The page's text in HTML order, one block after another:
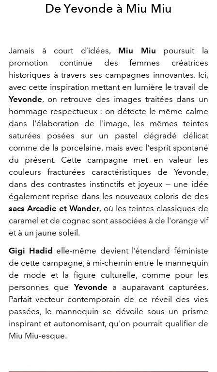
De Yevonde à Miu Miu
Jamais à court d’idées, Miu Miu poursuit la
promotion continue des femmes créatrices
historiques à travers ses campagnes innovantes. Ici,
avec cette inspiration mettant en lumière le travail de
Yevonde, on retrouve des images traitées dans un
hommage respectueux : on détecte le même calme
dans l'élaboration de l'image, les mêmes teintes
saturées posées sur un pastel dégradé délicat
comme de la porcelaine, mais avec l'esprit spontané
du présent. Cette campagne met en valeur les
couleurs fracturées caractéristiques de Yevonde,
dans des contrastes instinctifs et joyeux — une idée
également reprise dans les nouveaux coloris de des
sacs Arcadie et Wander, où les teintes classiques de
caramel et de cognac sont associées à de l'orange vif
et à un jaune soleil.
Gigi Hadid elle-même devient l’étendard féministe
de cette campagne, à mi-chemin entre le mannequin
de mode et la figure culturelle, comme pour les
personnes que Yevonde a auparavant capturées.
Parfait vecteur contemporain de ce réveil des vies
passées, le mannequin se dévoile sous un prisme
inspirant et autonomisant, qu'on pourrait qualifier de
Miu Miu-esque.